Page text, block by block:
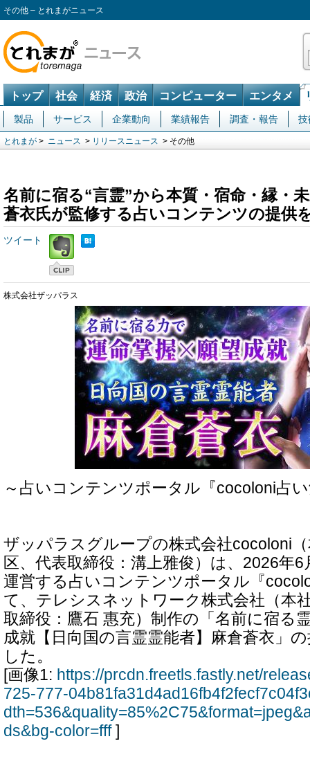
その他 – とれまがニュース
トップ 社会 経済 政治 コンピューター エンタメ
製品 サービス 企業動向 業績報告 調査・報告 技
とれまが > ニュース > リリースニュース > その他
名前に宿る“言霊”から本質・宿命・縁・
蒼衣氏が監修する占いコンテンツの提供
ツイート
株式会社ザッパラス
～占いコンテンツポータル『cocoloni占
ザッパラスグループの株式会社cocoloni
区、代表取締役：溝上雅俊）は、2026年
運営する占いコンテンツポータル『
て、テレシスネットワーク株式会社（本
取締役：鷹石 惠充）制作の「名前に宿る
成就【日向国の言霊霊能者】麻倉蒼衣」
した。
[画像1: https://prcdn.freetls.fastly.net/
725-777-
ds&bg-color=fff]